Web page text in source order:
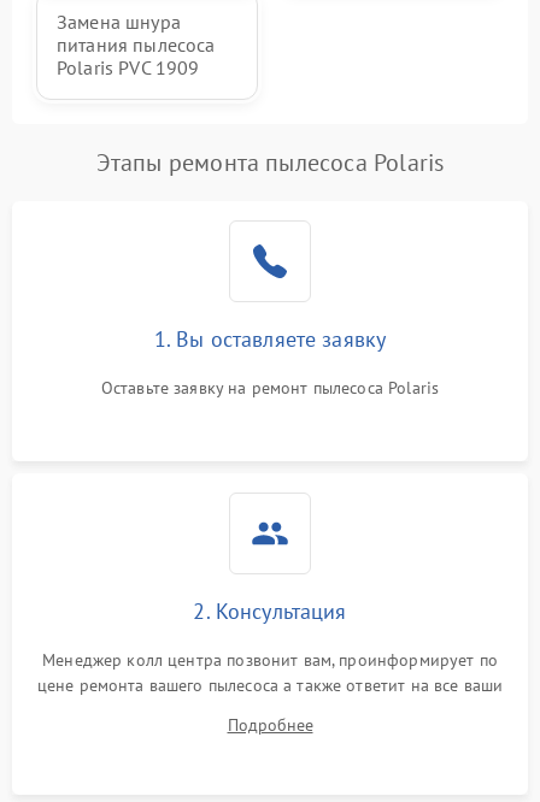
Замена шнура
питания пылесоса
Polaris PVC 1909
Этапы ремонта пылесоса Polaris
1. Вы оставляете заявку
Оставьте заявку на ремонт пылесоса Polaris
2. Консультация
Менеджер колл центра позвонит вам, проинформирует по
цене ремонта вашего пылесоса а также ответит на все ваши
Подробнее